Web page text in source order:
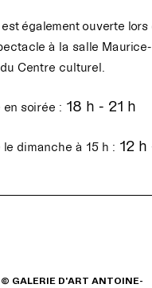
également ouverte lors
à la salle Maurice-
Centre culturel.
soirée : 18 h - 21 h
dimanche à 15 h : 12 h
GALERIE D'ART ANTOINE-